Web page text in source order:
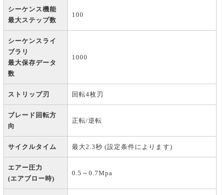
シーケンス機能
最大ステップ数
100
シーケンスライ
ブラリ
最大保存データ
数
1000
ストリップ刃 回転4枚刃
ブレード回転方
向
正転/逆転
サイクルタイム 最大2.3秒 (設定条件によります)
エアー圧力
(エアブロー時)
0.5～0.7Mpa